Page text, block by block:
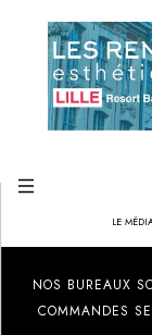
LE
NOS BUREAUX
COMMANDES